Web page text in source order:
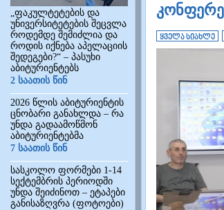
„ფაკულტეტების და
უნივერსიტეტების შეცვლა
როდემდე შემიძლია და
როდის იქნება აპელაციის
შედეგები?“ – პასუხი
აბიტურიენტებს
2 საათის წინ
2026 წლის აბიტურიენტის
ცნობარი განახლდა – რა
უნდა გადაამოწმონ
აბიტურიენტებმა
7 საათის წინ
სასკოლო ფორმები 1-14
სექტემბრის პერიოდში
უნდა შეიძინოთ – ეტაპები
განისაზღვრა (ფოტოები)
ყველა სიახლე